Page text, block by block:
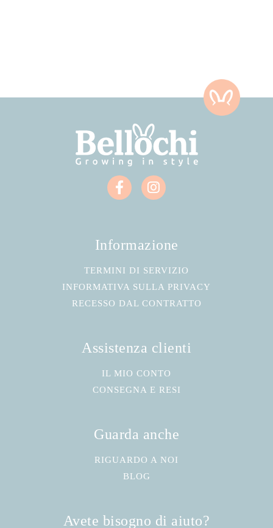
Informazione
TERMINI DI SERVIZIO
INFORMATIVA SULLA PRIVACY
RECESSO DAL CONTRATTO
Assistenza clienti
IL MIO CONTO
CONSEGNA E RESI
Guarda anche
RIGUARDO A NOI
BLOG
Avete bisogno di aiuto?